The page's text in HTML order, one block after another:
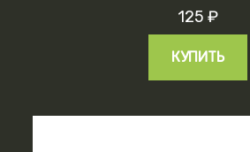
125 ₽
КУПИТЬ